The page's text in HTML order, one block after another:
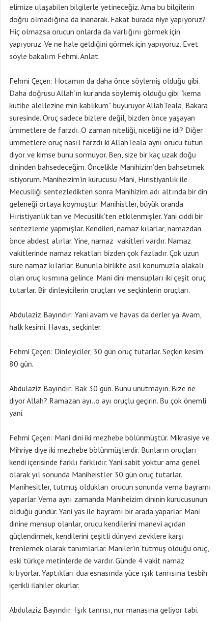
elimize ulaşabilen bilgilerle yetineceğiz. Ama bu bilgilerin
doğru olmadığına da inanarak. Fakat burada niye yapıyoruz?
Hiç olmazsa orucun onlarda da varlığını görmek için
yapıyoruz. Ve ne hale geldiğini görmek için yapıyoruz. Evet
söyle bakalım Fehmi. Anlat.
Fehmi Çeçen: Hocamın da daha önce söylemiş olduğu gibi.
Daha doğrusu Allah’ın kur’anda söylemiş olduğu gibi “kema
kutibe alellezine min kablikum” buyuruyor AllahTeala, Bakara
suresinde. Oruç sadece bizlere değil, bizden önce yaşayan
ümmetlere de farzdı. O zaman niteliği, niceliği ne idi? Diğer
ümmetlere oruç nasıl farzdı ki AllahTeala aynı orucu tutun
diyor ve kimse bunu sormuyor. Ben, size bir kaç uzak doğu
dininden bahsedeceğim. Öncelikle Manihizim’den bahsetmek
istiyorum. Maniheizim’in kurucusu Mani, Hıristiyanlık ile
Mecusiliği sentezledikten sonra Manihizim adı altında bir din
geleneği ortaya koymuştur. Manihistler, büyük oranda
Hıristiyanlık’tan ve Mecusilik’ten etkilenmişler. Yani ciddi bir
sentezleme yapmışlar. Kendileri, namaz kılarlar, namazdan
önce abdest alırlar. Yine, namaz vakitleri vardır. Namaz
vakitlerinde namaz rekatları bizden çok fazladır. Çok uzun
süre namaz kılarlar. Bununla birlikte asıl konumuzla alakalı
olan oruç kısmına gelince. Mani dini mensupları iki çeşit oruç
tutarlar. Bir dinleyicilerin oruçları ve seçkinlerin oruçları.
Abdulaziz Bayındır: Yani avam ve havas da derler ya. Avam,
halk kesimi. Havas, seçkinler.
Fehmi Çeçen: Dinleyiciler, 30 gün oruç tutarlar. Seçkin kesim
80 gün.
Abdulaziz Bayındır: Bak 30 gün. Bunu unutmayın. Bize ne
diyor Allah? Ramazan ayı..o ayı oruçlu geçirin. Bu çok önemli
yani.
Fehmi Çeçen: Mani dini iki mezhebe bölünmüştür. Mikrasiye ve
Mihriye diye iki mezhebe bölünmüşlerdir. Bunların oruçları
kendi içerisinde farklı farklıdır. Yani sabit yoktur ama genel
olarak yıl sonunda Maniheistler 30 gün oruç tutarlar.
Manihesitler, tutmuş oldukları orucun sonunda vema bayramı
yaparlar. Vema aynı zamanda Maniheizim dininin kurucusunun
öldüğü gündür. Yani yas ile bayramı bir arada yaparlar. Mani
dinine mensup olanlar, orucu kendilerini manevi açıdan
güçlendirmek, kendilerini çeşitli dünyevi zevklere karşı
frenlemek olarak tanımlarlar. Maniler’in tutmuş olduğu oruç,
eski türkçe metinlerde de vardır. Günde 4 vakit namaz
kılıyorlar. Yaptıkları dua esnasında yüce ışık tanrısına tesbih
içerikli ilahiler okurlar.
Abdulaziz Bayındır: Işık tanrısı, nur manasına geliyor tabi.